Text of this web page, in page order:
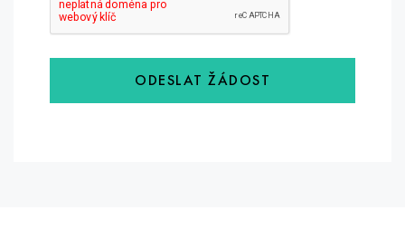
ODESLAT ŽÁDOST